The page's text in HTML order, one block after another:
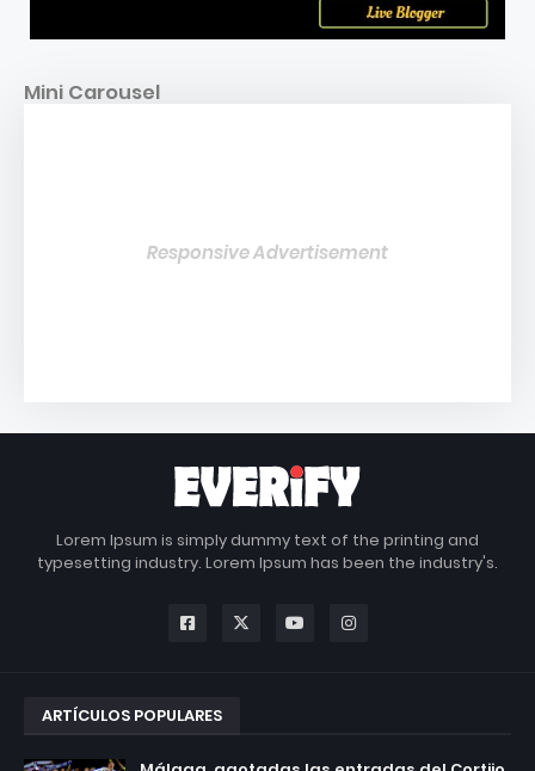
Mini Carousel
Responsive Advertisement
Lorem Ipsum is simply dummy text of the printing and
typesetting industry. Lorem Ipsum has been the industry's.
ARTÍCULOS POPULARES